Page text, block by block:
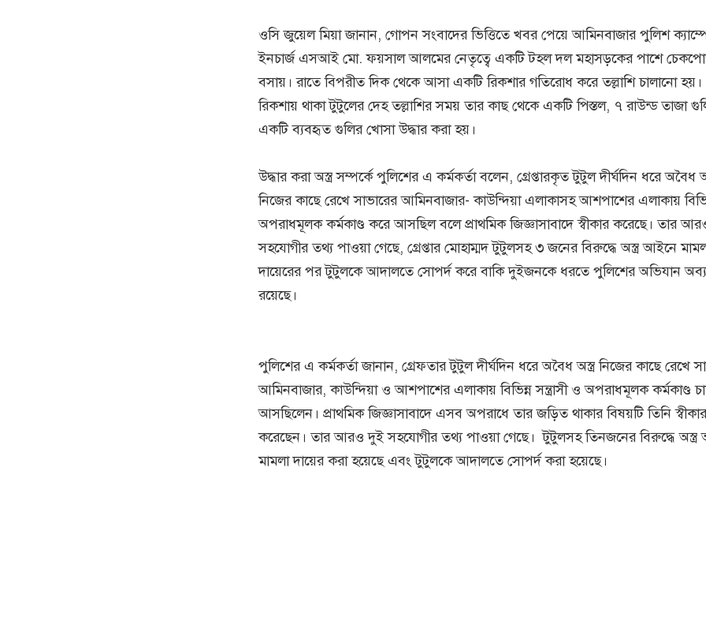
ওসি জুয়েল মিয়া জানান, গোপন সংবাদের ভিত্তিতে খবর পেয়ে আমিনবাজার পুলিশ
ইনচার্জ এসআই মো. ফয়সাল আলমের নেতৃত্বে একটি টহল দল মহাসড়কের পাশে
বসায়। রাতে বিপরীত দিক থেকে আসা একটি রিকশার গতিরোধ করে তল্লাশি চালানো হয়।
রিকশায় থাকা টুটুলের দেহ তল্লাশির সময় তার কাছ থেকে একটি পিস্তল, ৭ রাউন্ড তাজা
একটি ব্যবহৃত গুলির খোসা উদ্ধার করা হয়।
উদ্ধার করা অস্ত্র সম্পর্কে পুলিশের এ কর্মকর্তা বলেন, গ্রেপ্তারকৃত টুটুল দীর্ঘদিন ধরে অবৈধ
নিজের কাছে রেখে সাভারের আমিনবাজার- কাউন্দিয়া এলাকাসহ আশপাশের এলাকায়
অপরাধমূলক কর্মকাণ্ড করে আসছিল বলে প্রাথমিক জিজ্ঞাসাবাদে স্বীকার করেছে। তার
সহযোগীর তথ্য পাওয়া গেছে, গ্রেপ্তার মোহাম্মদ টুটুলসহ ৩ জনের বিরুদ্ধে অস্ত্র আইনে
দায়েরের পর টুটুলকে আদালতে সোপর্দ করে বাকি দুইজনকে ধরতে পুলিশের অভিযান
রয়েছে।
পুলিশের এ কর্মকর্তা জানান, গ্রেফতার টুটুল দীর্ঘদিন ধরে অবৈধ অস্ত্র নিজের কাছে রেখে
আমিনবাজার, কাউন্দিয়া ও আশপাশের এলাকায় বিভিন্ন সন্ত্রাসী ও অপরাধমূলক কর্মকাণ্ড
আসছিলেন। প্রাথমিক জিজ্ঞাসাবাদে এসব অপরাধে তার জড়িত থাকার বিষয়টি তিনি স্বীকার
করেছেন। তার আরও দুই সহযোগীর তথ্য পাওয়া গেছে। টুটুলসহ তিনজনের বিরুদ্ধে
মামলা দায়ের করা হয়েছে এবং টুটুলকে আদালতে সোপর্দ করা হয়েছে।